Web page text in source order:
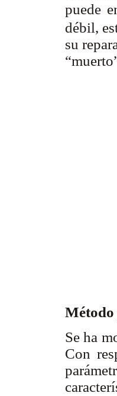
puede
débil,
su
Método
Se ha
Con